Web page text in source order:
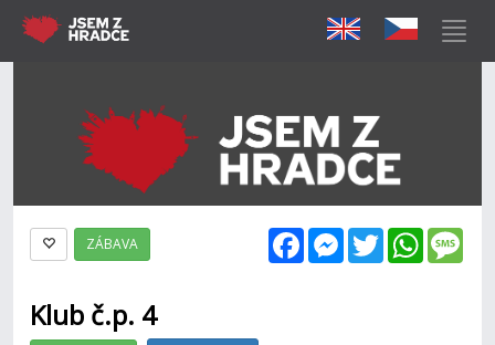
FacebookMessenger
Twitter
ZÁBAVA
Klub č.p. 4